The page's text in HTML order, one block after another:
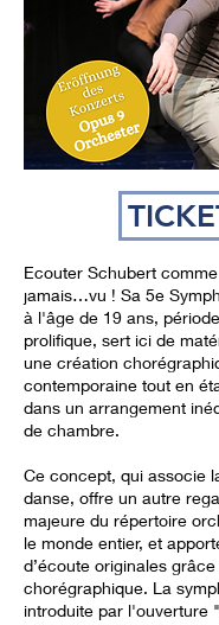
Ecouter Schubert
jamais…vu ! Sa 5e
à l'âge de 19 ans,
prolifique, sert ici de
une création
contemporaine tout en
dans un arrangement
de chambre.
Ce concept, qui associe
danse, offre un autre
majeure du répertoire
le monde entier, et
d’écoute originales
chorégraphique. La
introduite par l'ouverture